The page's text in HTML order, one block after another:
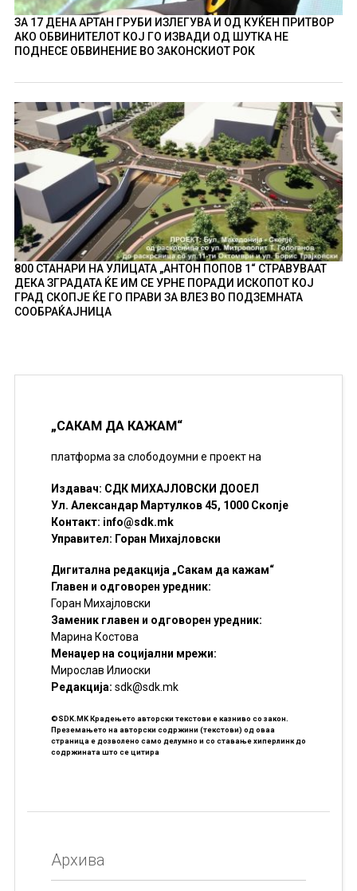
ЗА 17 ДЕНА АРТАН ГРУБИ ИЗЛЕГУВА И ОД КУЌЕН ПРИТВОР
АКО ОБВИНИТЕЛОТ КОЈ ГО ИЗВАДИ ОД ШУТКА НЕ
ПОДНЕСЕ ОБВИНЕНИЕ ВО ЗАКОНСКИОТ РОК
800 СТАНАРИ НА УЛИЦАТА „АНТОН ПОПОВ 1“ СТРАВУВААТ
ДЕКА ЗГРАДАТА ЌЕ ИМ СЕ УРНЕ ПОРАДИ ИСКОПОТ КОЈ
ГРАД СКОПЈЕ ЌЕ ГО ПРАВИ ЗА ВЛЕЗ ВО ПОДЗЕМНАТА
СООБРАЌАЈНИЦА
„САКАМ ДА КАЖАМ“
платформа за слободоумни е проект на
Издавач: СДК МИХАЈЛОВСКИ ДООЕЛ
Ул. Александар Мартулков 45, 1000 Скопје
Контакт: info@sdk.mk
Управител: Горан Михајловски
Дигитална редакција „Сакам да кажам“
Главен и одговорен уредник:
Горан Михајловски
Заменик главен и одговорен уредник:
Марина Костова
Менаџер на социјални мрежи:
Мирослав Илиоски
Редакцијa: sdk@sdk.mk
©SDK.MK Крадењето авторски текстови е казниво со закон.
Преземањето на авторски содржини (текстови) од оваа
страница е дозволено само делумно и со ставање хиперлинк до
содржината што се цитира
Архива